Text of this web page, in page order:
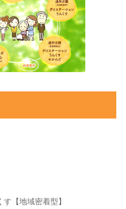
【地域密着型】